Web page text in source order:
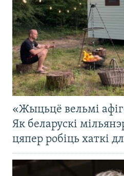
«Жыцьцё вельмі
Як беларускі
цяпер робіць хаткі